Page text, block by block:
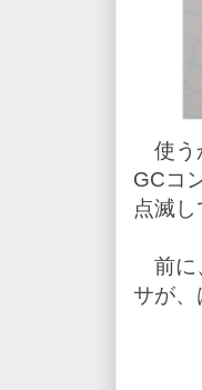
使う
GCコ
点滅し
前に
サが、